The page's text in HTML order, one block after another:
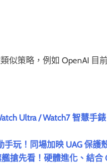
似策略，例如 OpenAI 目
Ultra / Watch7 智慧手
手玩！同場加映 UAG 保護
艦搶先看！硬體進化、結